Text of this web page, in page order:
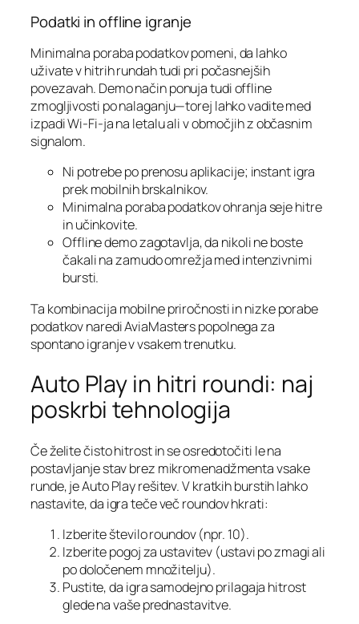
Podatki in offline igranje
Minimalna poraba podatkov pomeni, da lahko
uživate v hitrih rundah tudi pri počasnejših
povezavah. Demo način ponuja tudi offline
zmogljivosti po nalaganju—torej lahko vadite med
izpadi Wi‑Fi-ja na letalu ali v območjih z občasnim
signalom.
Ni potrebe po prenosu aplikacije; instant igra
prek mobilnih brskalnikov.
Minimalna poraba podatkov ohranja seje hitre
in učinkovite.
Offline demo zagotavlja, da nikoli ne boste
čakali na zamudo omrežja med intenzivnimi
bursti.
Ta kombinacija mobilne priročnosti in nizke porabe
podatkov naredi AviaMasters popolnega za
spontano igranje v vsakem trenutku.
Auto Play in hitri roundi: naj
poskrbi tehnologija
Če želite čisto hitrost in se osredotočiti le na
postavljanje stav brez mikromenadžmenta vsake
runde, je Auto Play rešitev. V kratkih burstih lahko
nastavite, da igra teče več roundov hkrati:
Izberite število roundov (npr. 10).
Izberite pogoj za ustavitev (ustavi po zmagi ali
po določenem množitelju).
Pustite, da igra samodejno prilagaja hitrost
glede na vaše prednastavitve.